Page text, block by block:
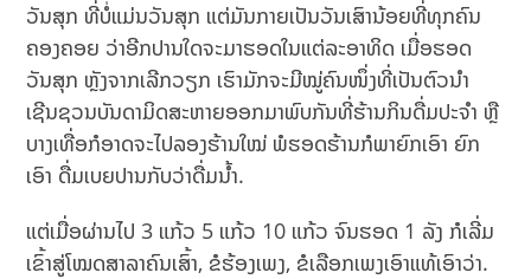
ວັນສຸກ ທີ່ບໍ່ແມ່ນວັນສຸກ ແຕ່ມັນກາຍເປັນວັນເສົານ້ອຍທີ່ທຸກຄົນ
ຄອງຄອຍ ວ່າອີກປານໃດຈະມາຮອດໃນແຕ່ລະອາທິດ ເມື່ອຮອດ
ວັນສຸກ ຫຼັງຈາກເລີກວຽກ ເຮົາມັກຈະມີໝູ່ຄົນໜຶ່ງທີ່ເປັນຕົວນຳ
ເຊີນຊວນບັນດາມິດສະຫາຍອອກມາພົບກັນທີ່ຮ້ານກິນດື່ມປະຈຳ ຫຼື
ບາງເທື່ອກໍອາດຈະໄປລອງຮ້ານໃໝ່ ພໍຮອດຮ້ານກໍພາຍົກເອົາ ຍົກ
ເອົາ ດື່ມເບຍປານກັບວ່າດື່ມນ້ຳ.
ແຕ່ເມື່ອຜ່ານໄປ 3 ແກ້ວ 5 ແກ້ວ 10 ແກ້ວ ຈົນຮອດ 1 ລັງ ກໍເລີ່ມ
ເຂົ້າສູ່ໂໝດສາລາຄົນເສົ້າ, ຂໍຮ້ອງເພງ, ຂໍເລືອກເພງເອົາແທ້ເອົາວ່າ.